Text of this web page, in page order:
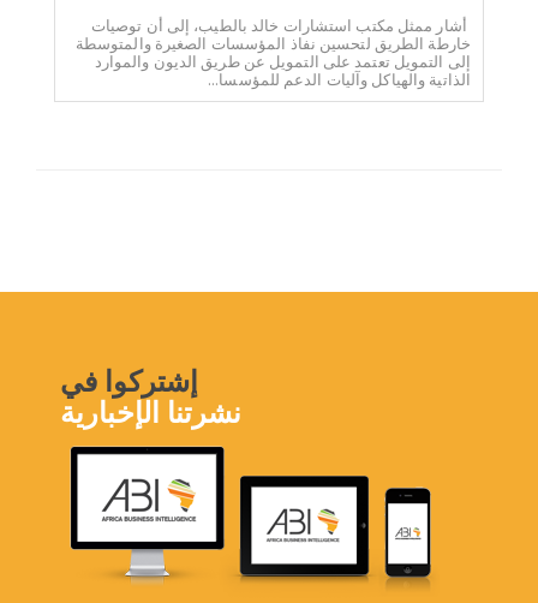
أشار ممثل مكتب استشارات خالد بالطيب، إلى أن توصيات
خارطة الطريق لتحسين نفاذ المؤسسات الصغيرة والمتوسطة
إلى التمويل تعتمد على التمويل عن طريق الديون والموارد
الذاتية والهياكل وآليات الدعم للمؤسسا...
إشتركوا في
نشرتنا الإخبارية